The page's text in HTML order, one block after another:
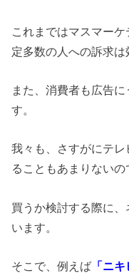
これまではマスマー
定多数の人への訴求は
また、消費者も広告
す。
我々も、さすがにテ
ることもあまりないの
買うか検討する際に
います。
そこで、例えば 「ニ